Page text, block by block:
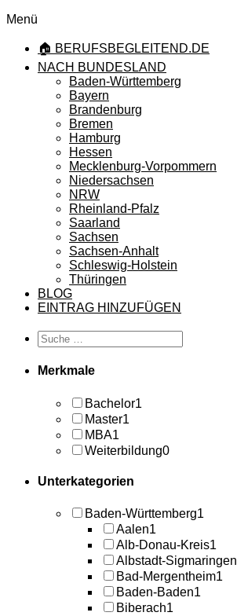
Menü
🏠 BERUFSBEGLEITEND.DE
NACH BUNDESLAND
Baden-Württemberg
Bayern
Brandenburg
Bremen
Hamburg
Hessen
Mecklenburg-Vorpommern
Niedersachsen
NRW
Rheinland-Pfalz
Saarland
Sachsen
Sachsen-Anhalt
Schleswig-Holstein
Thüringen
BLOG
EINTRAG HINZUFÜGEN
Merkmale
Bachelor1
Master1
MBA1
Weiterbildung0
Unterkategorien
Baden-Württemberg1
Aalen1
Alb-Donau-Kreis1
Albstadt-Sigmaringen
Bad-Mergentheim1
Baden-Baden1
Biberach1